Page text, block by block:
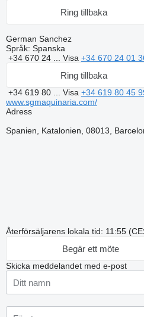
Ring tillbaka
German Sanchez
Språk: Spanska
+34 670 24 ... Visa +34 670 24 01
Ring tillbaka
+34 619 80 ... Visa +34 619 80 45
www.sgmaquinaria.com/
Adress
Spanien, Katalonien, 08013,
Återförsäljarens lokala tid: 11:55
Begär ett möte
Skicka meddelandet med e-post